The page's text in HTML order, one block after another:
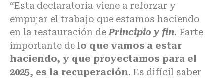
“Esta declaratoria viene a reforzar y
empujar el trabajo que estamos haciendo
en la restauración dePrincipio y fin. Parte
importante de lo que vamos a estar
haciendo, y que proyectamos para el
2025, es la recuperación. Es difícil saber